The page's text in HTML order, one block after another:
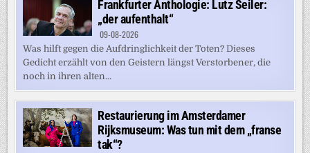
Frankfurter Anthologie: Lutz Seiler:
„der aufenthalt“
09-08-2026
Was hilft gegen die Aufdringlichkeit der Toten? Dieses
Gedicht erzählt von den Geistern längst Verstorbener, die
noch in ihren alten...
Restaurierung im Amsterdamer
Rijksmuseum: Was tun mit dem „franse
tak“?